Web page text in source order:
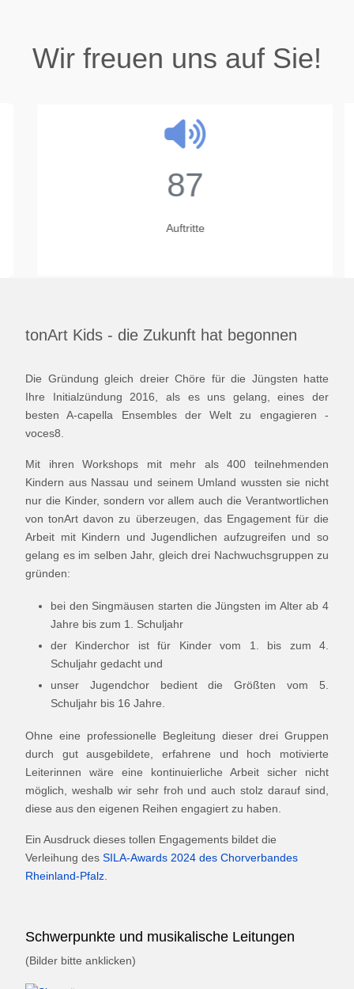
Wir freuen uns auf Sie!
87
Auftritte
tonArt Kids - die Zukunft hat begonnen
Die Gründung gleich dreier Chöre für die Jüngsten hatte
Ihre Initialzündung 2016, als es uns gelang, eines der
besten A-capella Ensembles der Welt zu engagieren -
voces8.
Mit ihren Workshops mit mehr als 400 teilnehmenden
Kindern aus Nassau und seinem Umland wussten sie nicht
nur die Kinder, sondern vor allem auch die Verantwortlichen
von tonArt davon zu überzeugen, das Engagement für die
Arbeit mit Kindern und Jugendlichen aufzugreifen und so
gelang es im selben Jahr, gleich drei Nachwuchsgruppen zu
gründen:
bei den Singmäusen starten die Jüngsten im Alter ab 4
Jahre bis zum 1. Schuljahr
der Kinderchor ist für Kinder vom 1. bis zum 4.
Schuljahr gedacht und
unser Jugendchor bedient die Größten vom 5.
Schuljahr bis 16 Jahre.
Ohne eine professionelle Begleitung dieser drei Gruppen
durch gut ausgebildete, erfahrene und hoch motivierte
Leiterinnen wäre eine kontinuierliche Arbeit sicher nicht
möglich, weshalb wir sehr froh und auch stolz darauf sind,
diese aus den eigenen Reihen engagiert zu haben.
Ein Ausdruck dieses tollen Engagements bildet die
Verleihung des SILA-Awards 2024 des Chorverbandes
Rheinland-Pfalz
Schwerpunkte und musikalische Leitungen
(Bilder bitte anklicken)